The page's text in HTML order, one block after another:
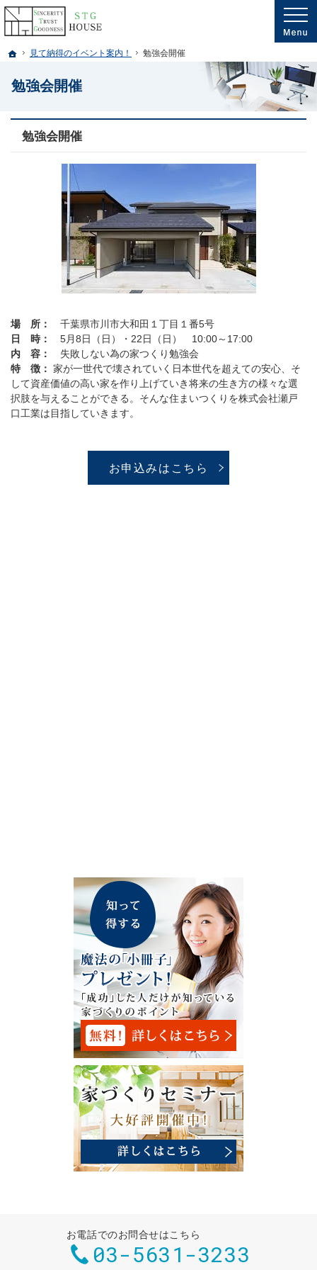
ホーム
見て納得のイベント案内！ 勉強会開催
勉強会開催
プロの目線からご提案。千葉県市川市・船橋市・鎌ヶ谷市・松戸市の注文住宅・
千葉県市川市・船橋市・鎌ヶ谷市・松戸市・埼玉南部の新築・注文住宅・新築戸
勉強会開催
場 所：
千葉県市川市大和田１丁目１番5号
日 時：
5月8日（日）・22日（日） 10:00～17:00
内 容：
失敗しない為の家つくり勉強会
特 徴： 家が一世代で壊されていく日本世代を超えての安心、そ
して資産価値の高い家を作り上げていき将来の生き方の様々な選
択肢を与えることができる。そんな住まいつくりを株式会社瀬戸
口工業は目指していきます。
お申込みはこちら
お電話でのお問合せはこちら
03-5631-3233